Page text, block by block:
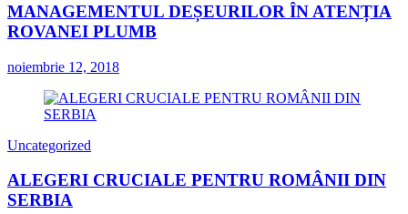
MANAGEMENTUL DEȘEURILOR ÎN ATENȚIA
ROVANEI PLUMB
noiembrie 12, 2018
Uncategorized
ALEGERI CRUCIALE PENTRU ROMÂNII DIN
SERBIA